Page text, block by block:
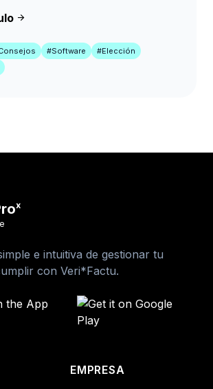
arrow_forward
#Software
#Elección
x
e intuitiva de gestionar tu
con Veri*Factu.
EMPRESA